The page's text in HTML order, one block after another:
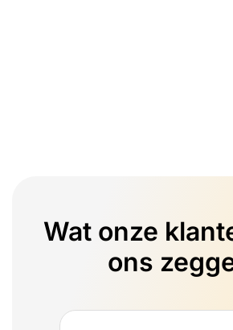
Wat onze
ons